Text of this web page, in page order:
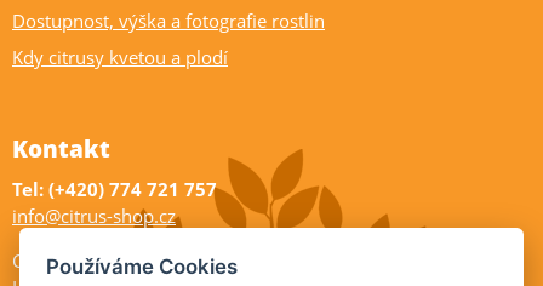
Dostupnost, výška a fotografie rostlin
Kdy citrusy kvetou a plodí
Kontakt
Tel: (+420) 774 721 757
info@citrus-shop.cz
Citrus shop zahradnictví
Používáme Cookies